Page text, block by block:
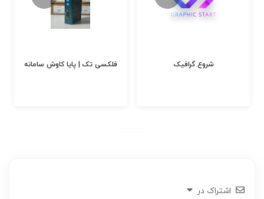
فلکسی تک | پایا کاوش سامانه شروع گرافیک
اشتراک در